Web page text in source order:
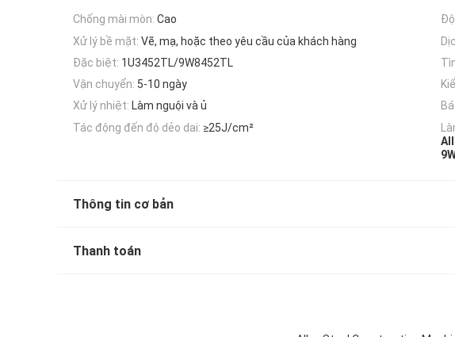
Chống mài mòn: Cao
Xử lý bề mặt: Vẽ, mạ, hoặc theo yêu cầu của khách hàng
Đặc biệt: 1U3452TL/9W8452TL
Vận chuyển: 5-10 ngày
Xử lý nhiệt: Làm nguội và ủ
Tác động đến độ dẻo dai: ≥25J/cm²
Thông tin cơ bản
Thanh toán